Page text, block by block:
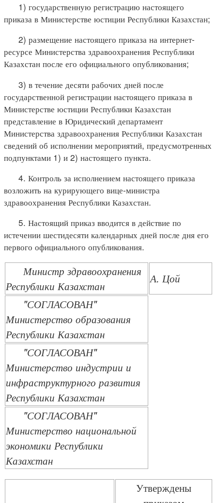
1) государственную регистрацию настоящего
приказа в Министерстве юстиции Республики Казахстан;
2) размещение настоящего приказа на интернет-
ресурсе Министерства здравоохранения Республики
Казахстан после его официального опубликования;
3) в течение десяти рабочих дней после
государственной регистрации настоящего приказа в
Министерстве юстиции Республики Казахстан
представление в Юридический департамент
Министерства здравоохранения Республики Казахстан
сведений об исполнении мероприятий, предусмотренных
подпунктами 1) и 2) настоящего пункта.
4. Контроль за исполнением настоящего приказа
возложить на курирующего вице-министра
здравоохранения Республики Казахстан.
5. Настоящий приказ вводится в действие по
истечении шестидесяти календарных дней после дня его
первого официального опубликования.
Министр здравоохранения
Республики Казахстан
А. Цой
"СОГЛАСОВАН"
Министерство образования
Республики Казахстан
"СОГЛАСОВАН"
Министерство индустрии и
инфраструктурного развития
Республики Казахстан
"СОГЛАСОВАН"
Министерство национальной
экономики Республики
Казахстан
Утверждены